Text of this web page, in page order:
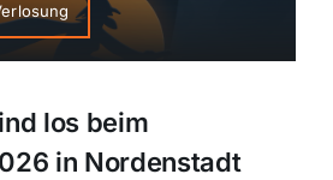
los beim
in Nordenstadt